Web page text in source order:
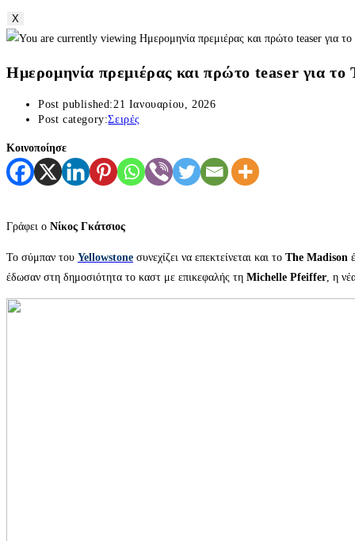
X
Ημερομηνία πρεμιέρας και πρώτο teaser για
Post published: 21 Ιανουαρίου, 2026
Post category:Σειρές
Κοινοποίησε
Γράφει ο Νίκος Γκάτσιος
Το σύμπαν του Yellowstone συνεχίζει να επεκτείνεται και το The Madison
έδωσαν στη δημοσιότητα το καστ με επικεφαλής τη Michelle Pfeiffer , η